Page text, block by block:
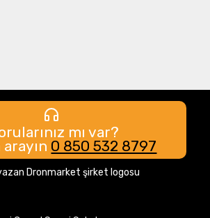
mı var?
0 850 532 8797